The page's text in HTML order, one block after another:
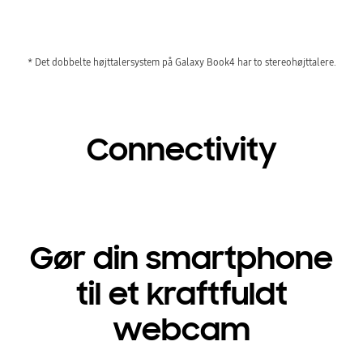
* Det dobbelte højttalersystem på Galaxy Book4 har to stereohøjttalere.
Connectivity
Gør din smartphone
til et kraftfuldt
webcam